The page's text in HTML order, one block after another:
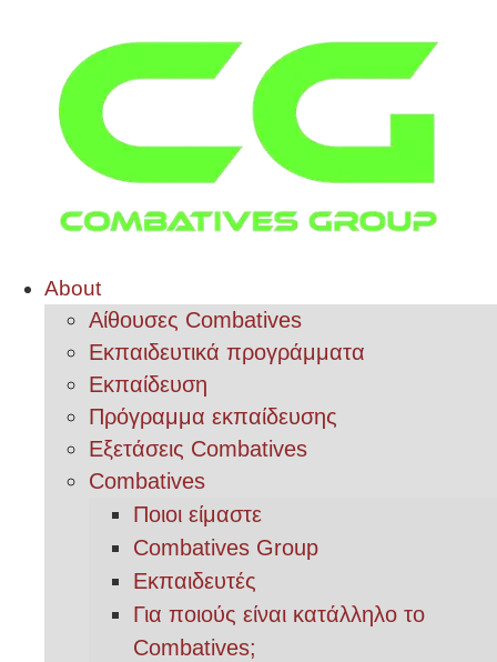
About
Αίθουσες Combatives
Εκπαιδευτικά προγράμματα
Εκπαίδευση
Πρόγραμμα εκπαίδευσης
Εξετάσεις Combatives
Combatives
Ποιοι είμαστε
Combatives Group
Εκπαιδευτές
Για ποιούς είναι κατάλληλο το
Combatives;